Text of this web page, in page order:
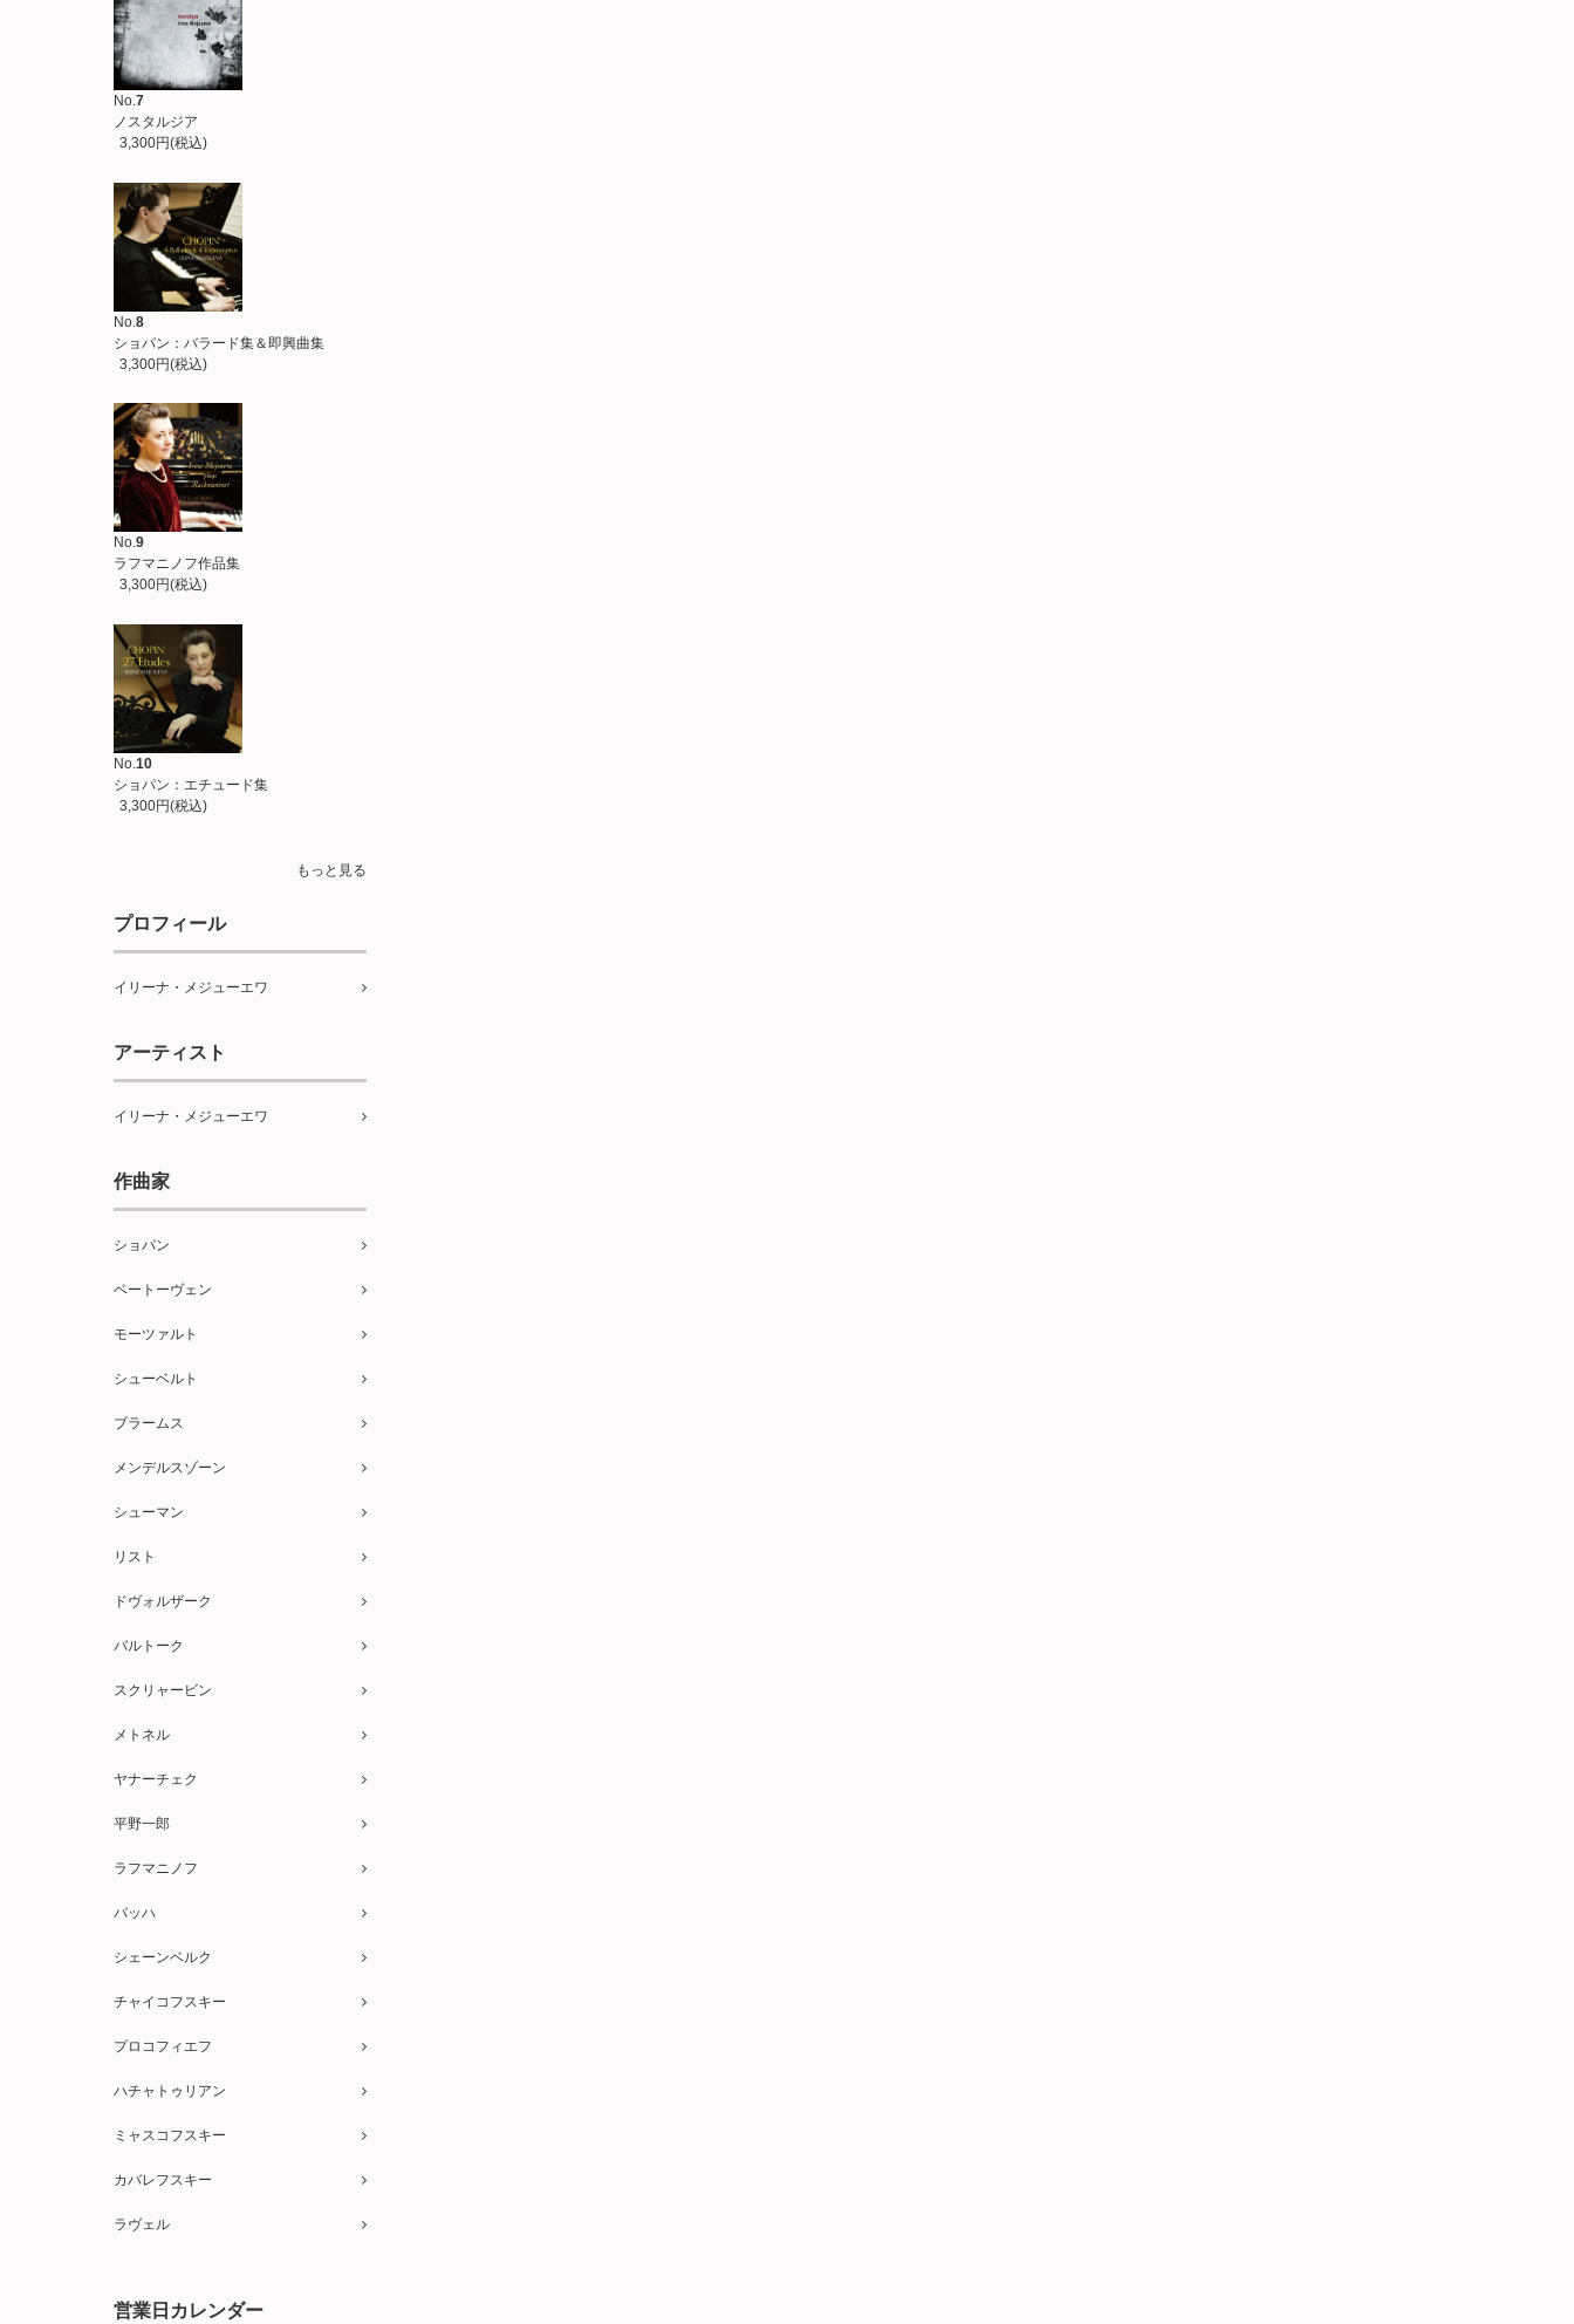
No.7
ノスタルジア
3,300円(税込)
No. 8
ショパン：バラード集＆即興曲集
3,300円(税込)
No.9
ラフマニノフ作品集
3,300円(税込)
No. 10
ショパン：エチュード集
3,300円(税込)
もっと見る
プロフィール
イリーナ・メジューエワ
アーティスト
イリーナ・メジューエワ
作曲家
ショパン
ベートーヴェン
モーツァルト
シューベルト
ブラームス
メンデルスゾーン
シューマン
リスト
ドヴォルザーク
バルトーク
スクリャービン
メトネル
ヤナーチェク
平野一郎
ラフマニノフ
バッハ
シェーンベルク
チャイコフスキー
プロコフィエフ
ハチャトゥリアン
ミャスコフスキー
カバレフスキー
ラヴェル
営業日カレンダー